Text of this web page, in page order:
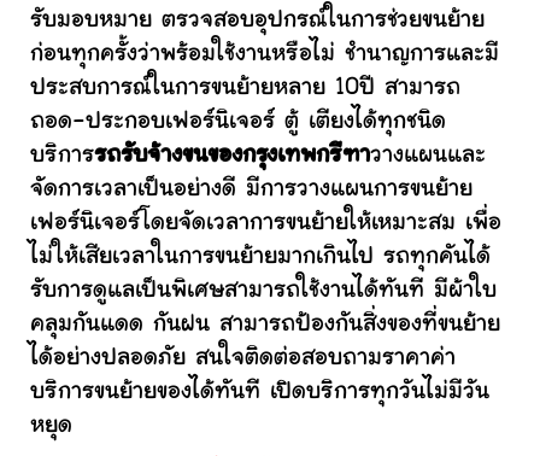
รับมอบหมาย ตรวจสอบอุปกรณ์ในการช่วยขนย้าย
ก่อนทุกครั้งว่าพร้อมใช้งานหรือไม่ ชำนาญการและมี
ประสบการณ์ในการขนย้ายหลาย 10ปี สามารถ
ถอด-ประกอบเฟอร์นิเจอร์ ตู้ เตียงได้ทุกชนิด
บริการรถรับจ้างขนของกรุงเทพกรีฑาวางแผนและ
จัดการเวลาเป็นอย่างดี มีการวางแผนการขนย้าย
เฟอร์นิเจอร์โดยจัดเวลาการขนย้ายให้เหมาะสม เพื่อ
ไม่ให้เสียเวลาในการขนย้ายมากเกินไป รถทุกคันได้
รับการดูแลเป็นพิเศษสามารถใช้งานได้ทันที มีผ้าใบ
คลุมกันแดด กันฝน สามารถป้องกันสิ่งของที่ขนย้าย
ได้อย่างปลอดภัย สนใจติดต่อสอบถามราคาค่า
บริการขนย้ายของได้ทันที เปิดบริการทุกวันไม่มีวัน
หยุด